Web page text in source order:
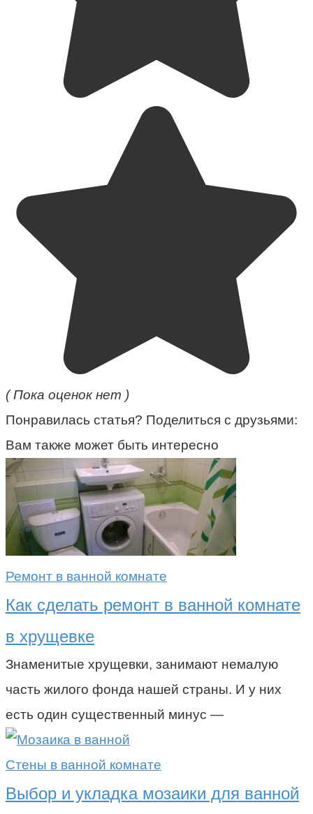
( Пока оценок нет )
Понравилась статья? Поделиться с друзьями:
Вам также может быть интересно
Ремонт в ванной комнате
Как сделать ремонт в ванной комнате
в хрущевке
Знаменитые хрущевки, занимают немалую
часть жилого фонда нашей страны. И у них
есть один существенный минус —
Стены в ванной комнате
Выбор и укладка мозаики для ванной